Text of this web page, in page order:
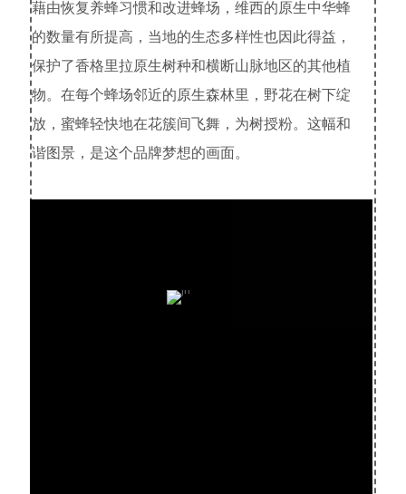
藉由恢复养蜂习惯和改进蜂场，维西的原生中华蜂
的数量有所提高，当地的生态多样性也因此得益，
保护了香格里拉原生树种和横断山脉地区的其他植
物。在每个蜂场邻近的原生森林里，野花在树下绽
放，蜜蜂轻快地在花簇间飞舞，为树授粉。这幅和
谐图景，是这个品牌梦想的画面。